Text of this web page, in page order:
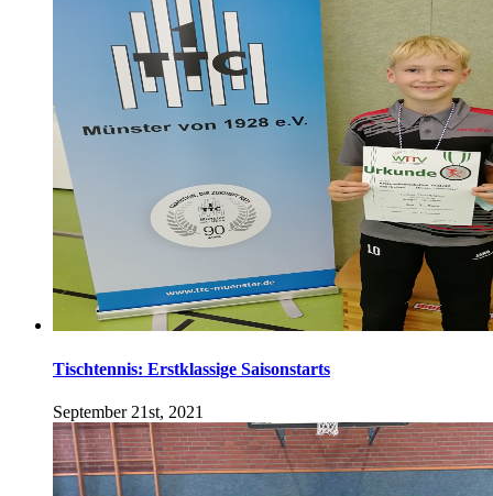
Tischtennis: Erstklassige Saisonstarts
September 21st, 2021